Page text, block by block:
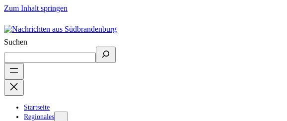
Zum Inhalt springen
Suchen
Startseite
Regionales